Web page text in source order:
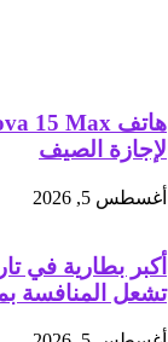
لإجازة الصيف
أغسطس 5, 2026
تشعل المنافسة